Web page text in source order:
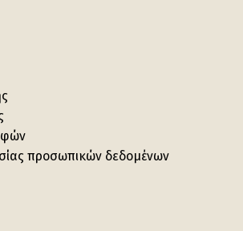
προσωπικών δεδομένων